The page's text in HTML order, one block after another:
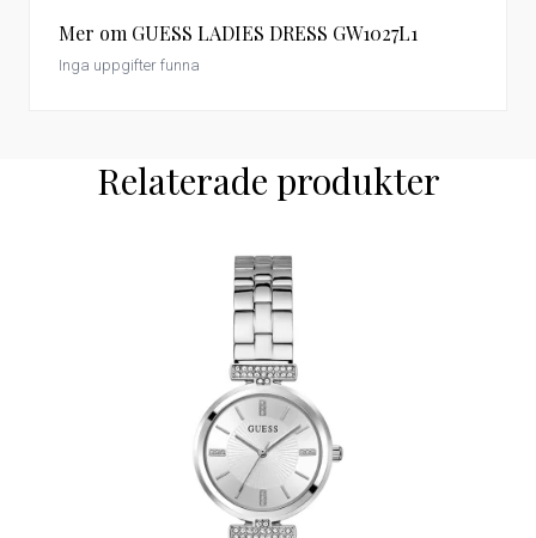
Mer om GUESS LADIES DRESS GW1027L1
Inga uppgifter funna
Relaterade produkter